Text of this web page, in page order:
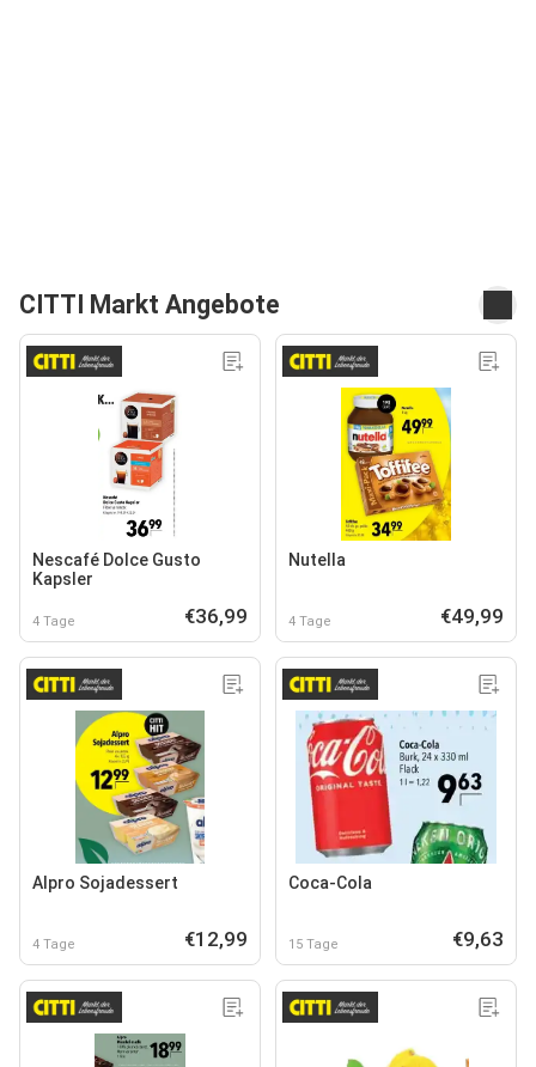
CITTI Markt Angebote
Nescafé Dolce Gusto
Kapsler
4 Tage €36,99
Nutella
4 Tage €49,99
Alpro Sojadessert
4 Tage €12,99
Coca-Cola
15 Tage €9,63